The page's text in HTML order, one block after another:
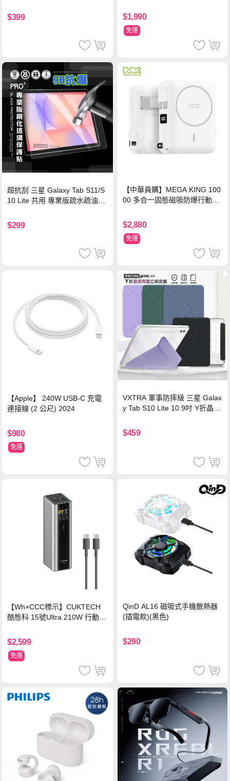
$399 $1,990
免運
超抗刮 三星 Galaxy Tab S11/S
10 Lite 共用 專業版疏水疏油9H
$299
【中華員購】MEGA KING 100
00 多合一固態磁吸防爆行動電
$2,880
免運
【Apple】 240W USB-C 充電
連接線 (2 公尺) 2024
$980
免運
VXTRA 軍事防摔級 三星 Galax
y Tab S10 Lite 10.9吋 Y折晶透
$459
【Wh+CCC標示】CUKTECH
酷態科 15號Ultra 210W 行動電
$2,599
免運
QinD AL16 磁吸式手機散熱器
(插電款)(黑色)
$290